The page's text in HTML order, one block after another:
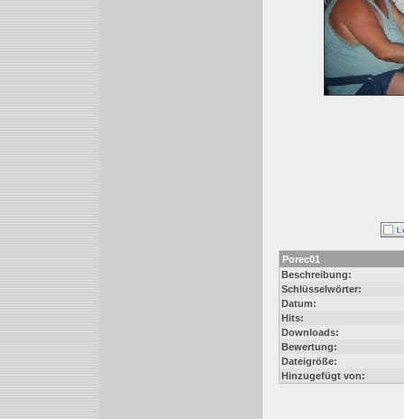
Porec01
Beschreibung:
Schlüsselwörter:
Datum:
Hits:
Downloads:
Bewertung:
Dateigröße:
Hinzugefügt von: